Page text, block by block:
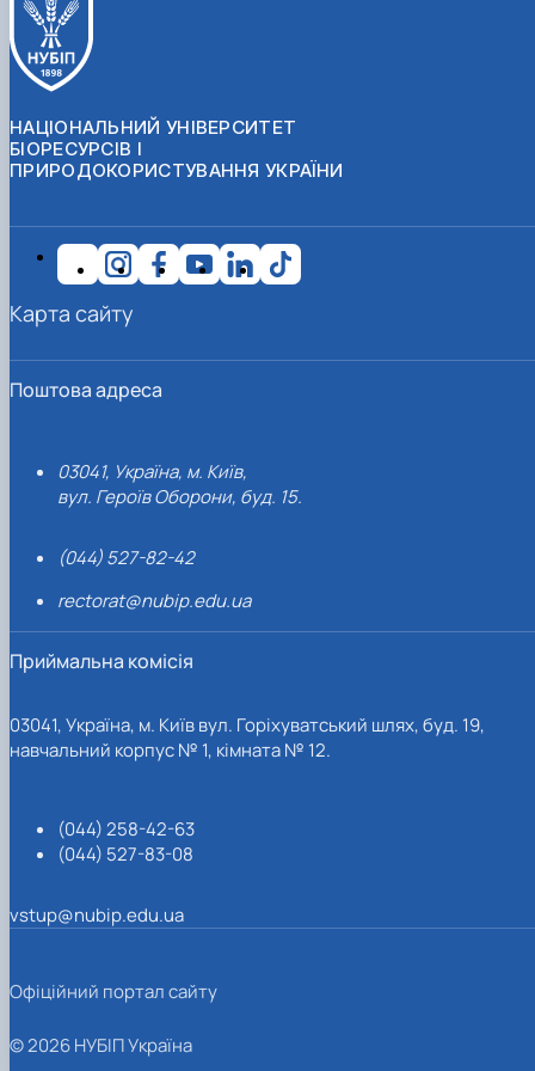
НАЦІОНАЛЬНИЙ УНІВЕРСИТЕТ
БІОРЕСУРСІВ І
ПРИРОДОКОРИСТУВАННЯ УКРАЇНИ
Поштова адреса
03041, Україна, м. Київ,
вул. Героїв Оборони, буд. 15.
(044) 527-82-42
rectorat@nubip.edu.ua
Приймальна комісія
03041, Україна, м. Київ вул. Горіхуватський шлях, буд. 19,
навчальний корпус № 1, кімната № 12.
(044) 258-42-63
(044) 527-83-08
vstup@nubip.edu.ua
Карта сайту
Офіційний портал сайту
© 2026 НУБІП Україна